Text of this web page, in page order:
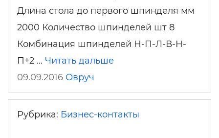
Длина стола до первого шпинделя мм
2000 Количество шпинделей шт 8
Комбинация шпинделей Н-П-Л-В-Н-
П+2 … Читать дальше
09.09.2016 Овруч
Рубрика: Бизнес-контакты